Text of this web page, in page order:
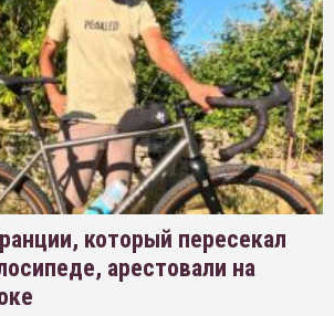
который пересекал
арестовали на